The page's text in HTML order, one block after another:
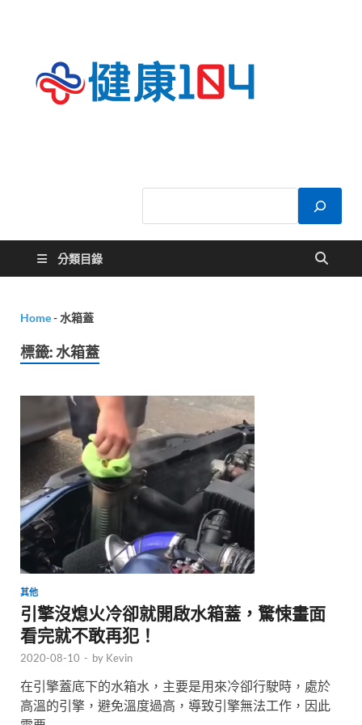
分類目錄
Home- 水箱蓋
標籤:水箱蓋
其他
引擎沒熄火冷卻就開啟水箱蓋，驚悚畫面
看完就不敢再犯！
2020-08-10 - by Kevin
在引擎蓋底下的水箱水，主要是用來冷卻行駛時，處於
高溫的引擎，避免溫度過高，導致引擎無法工作，因此